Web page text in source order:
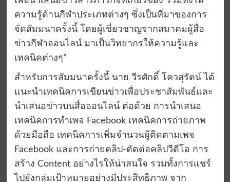
ความรู้ด้านกีฬาประเภทต่างๆ ซึ่งเป็นที่มาของการ
จัดสัมมนาครั้งนี้ โดยผู้เชี่ยวชาญจากสมาคมผู้สื่อ
ข่าวกีฬาออนไลน์ มาเป็นวิทยากรให้ความรู้และ
เทคนิคต่างๆ”
สำหรับการสัมมนาครั้งนี้ นาย วีรศักดิ์ โควสุรัตน์ ได้
แนะนำเทคนิคการเขียนข่าวเพื่อประชาสัมพันธ์และ
นำเสนอข่าวบนสื่อออนไลน์ ต่อด้วย การนำเสนอ
เทคนิคการทำเพจ Facebook เทคนิคการถ่ายภาพ
ด้วยมือถือ เทคนิคการเพิ่มจำนวนผู้ติดตามเพจ
Facebook และการถ่ายคลิป-ตัดต่อคลิปวีดีโอ การ
สร้าง Content อย่างไรให้น่าสนใจ รวมทั้งการแชร์
ไปยังกลุ่มเป้าหมายอย่างมีประสิทธิภาพ จาก